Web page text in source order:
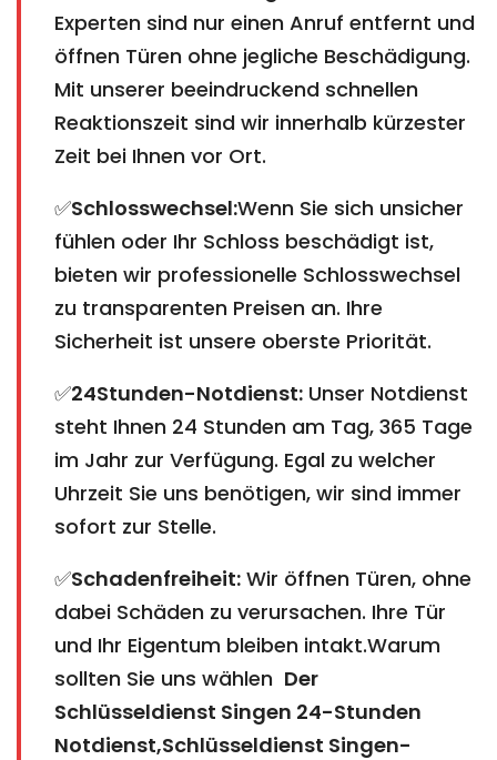
Experten sind nur einen Anruf entfernt und
öffnen Türen ohne jegliche Beschädigung.
Mit unserer beeindruckend schnellen
Reaktionszeit sind wir innerhalb kürzester
Zeit bei Ihnen vor Ort.
✅Schlosswechsel:Wenn Sie sich unsicher
fühlen oder Ihr Schloss beschädigt ist,
bieten wir professionelle Schlosswechsel
zu transparenten Preisen an. Ihre
Sicherheit ist unsere oberste Priorität.
✅24Stunden-Notdienst: Unser Notdienst
steht Ihnen 24 Stunden am Tag, 365 Tage
im Jahr zur Verfügung. Egal zu welcher
Uhrzeit Sie uns benötigen, wir sind immer
sofort zur Stelle.
✅Schadenfreiheit: Wir öffnen Türen, ohne
dabei Schäden zu verursachen. Ihre Tür
und Ihr Eigentum bleiben intakt.Warum
sollten Sie uns wählen Der
Schlüsseldienst Singen 24-Stunden
Notdienst,Schlüsseldienst Singen-